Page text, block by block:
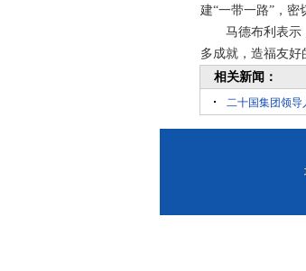
建“一带一路”，密
马德布利表示
多成就，造福友好
相关新闻：
二十国集团领导